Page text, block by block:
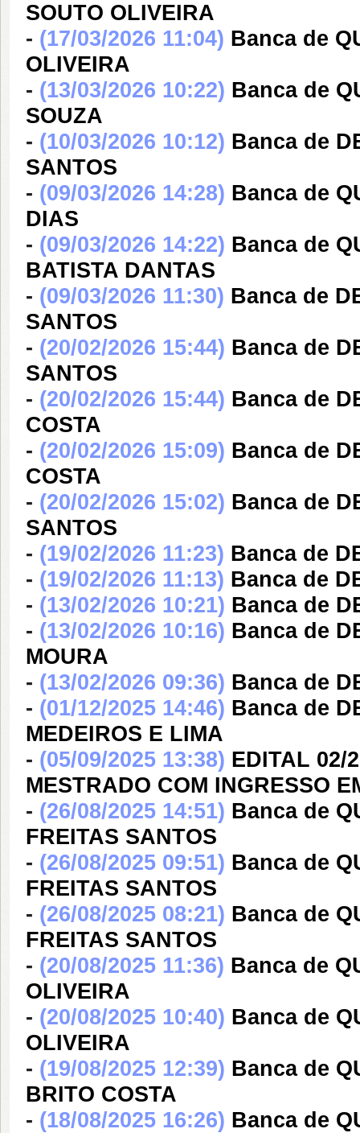
SOUTO OLIVEIRA
- (17/03/2026 11:04) Banca de
OLIVEIRA
- (13/03/2026 10:22) Banca de
SOUZA
- (10/03/2026 10:12) Banca de
SANTOS
- (09/03/2026 14:28) Banca de
DIAS
- (09/03/2026 14:22) Banca de
BATISTA DANTAS
- (09/03/2026 11:30) Banca de
SANTOS
- (20/02/2026 15:44) Banca de
SANTOS
- (20/02/2026 15:44) Banca de
COSTA
- (20/02/2026 15:09) Banca de
COSTA
- (20/02/2026 15:02) Banca de
SANTOS
- (19/02/2026 11:23) Banca de
- (19/02/2026 11:13) Banca de
- (13/02/2026 10:21) Banca de
- (13/02/2026 10:16) Banca de
MOURA
- (13/02/2026 09:36) Banca de
- (01/12/2025 14:46) Banca de
MEDEIROS E LIMA
- (05/09/2025 13:38) EDITAL 02/
MESTRADO COM INGRESSO
- (26/08/2025 14:51) Banca de
FREITAS SANTOS
- (26/08/2025 09:51) Banca de
FREITAS SANTOS
- (26/08/2025 08:21) Banca de
FREITAS SANTOS
- (20/08/2025 11:36) Banca de
OLIVEIRA
- (20/08/2025 10:40) Banca de
OLIVEIRA
- (19/08/2025 12:39) Banca de
BRITO COSTA
- (18/08/2025 16:26) Banca de